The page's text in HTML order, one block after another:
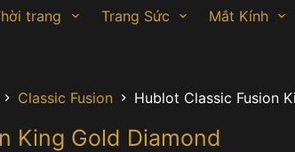
trang Trang Sức Mắt Kính
Classic Fusion Hublot Classic Fusion
King Gold Diamond